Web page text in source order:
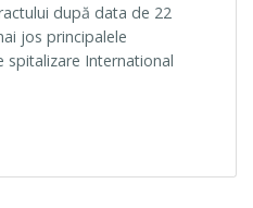
după data de 22
jos principalele
spitalizare International